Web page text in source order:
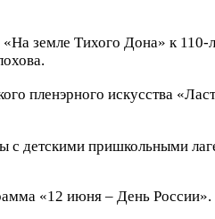
«На земле Тихого Дона» к 110-
пленэрного искусства
с детскими пришкольными
«12 июня – День России».